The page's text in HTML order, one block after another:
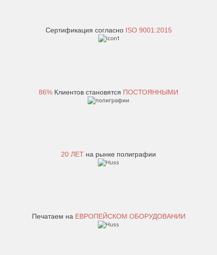
Сертификация согласноISO 9001:2015
86% Клиентов становятся ПОСТОЯННЫМИ
20 ЛЕТ на рынке полиграфии
Печатаем на ЕВРОПЕЙСКОМ ОБОРУДОВАНИИ